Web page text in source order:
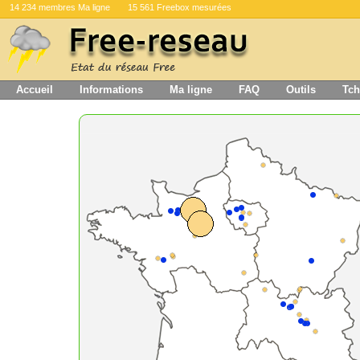
14 234 membres Ma ligne 15 561 Freebox mesurées
Accueil Informations Ma ligne FAQ Outils